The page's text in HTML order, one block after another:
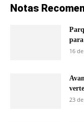
Notas
16
23